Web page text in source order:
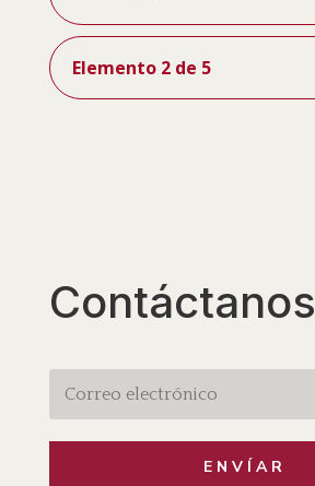
Elemento 2 de 5
Contáctanos
ENVÍAR